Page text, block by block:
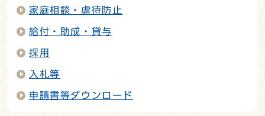
家庭相談・虐待防止
給付・助成・貸与
採用
入札等
申請書等ダウンロード